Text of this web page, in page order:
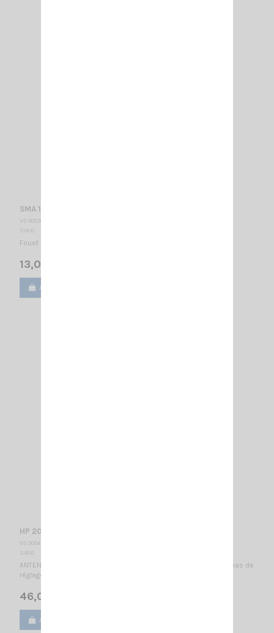
SMA 108-550 radiator SIRIO
VS 000942
SIRIO
Fouet uniquement 108…550 MHz réglable / 1/4λ / 720 mm
13,00 €
Ajouter au panier
HP 2000 SIRIO
VS 000450
SIRIO
ANTENNE MOBILE 142...149 MHz / Montage PL / 1/2λ / 1060mm - pas de
réglage nécessaire -
46,00 €
Ajouter au panier